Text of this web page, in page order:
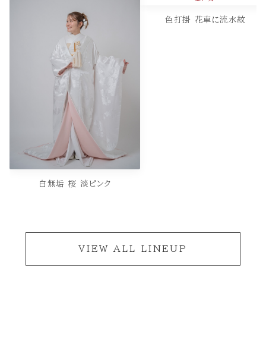
白無垢 桜 淡ピンク
色打掛 花車に流水紋
VIEW ALL LINEUP